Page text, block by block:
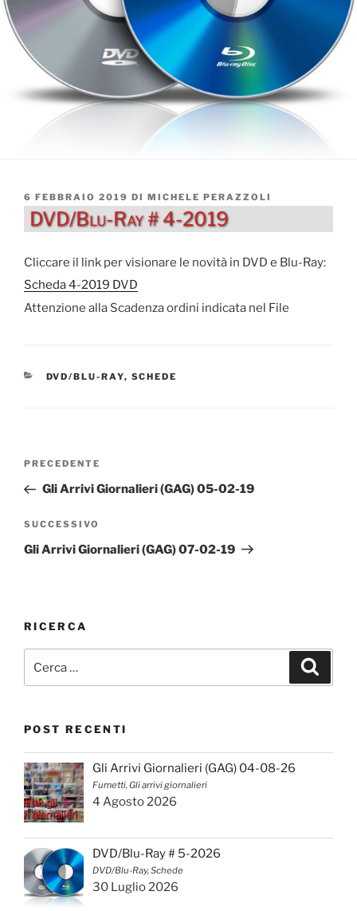
PUBBLICATO
IL
6 FEBBRAIO 2019 DI MICHELE PERAZZOLI
DVD/Blu-Ray # 4-2019
Cliccare il link per visionare le novità in DVD e Blu-Ray:
Scheda 4-2019 DVD
Attenzione alla Scadenza ordini indicata nel File
CATEGORIE
DVD/BLU-RAY, SCHEDE
Navigazione
Articolo
precedente:
PRECEDENTE
Gli Arrivi Giornalieri (GAG) 05-02-19
Articolo
successivo
SUCCESSIVO
Gli Arrivi Giornalieri (GAG) 07-02-19
RICERCA
POST RECENTI
Gli Arrivi Giornalieri (GAG) 04-08-26
Fumetti, Gli arrivi giornalieri
4 Agosto 2026
DVD/Blu-Ray # 5-2026
DVD/Blu-Ray, Schede
30 Luglio 2026